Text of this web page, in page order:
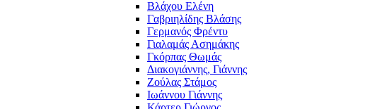
Βλάχου Ελένη
Γαβριηλίδης Βλάσης
Γερμανός Φρέντυ
Γιαλαμάς Ασημάκης
Γκόρπας Θωμάς
Διακογιάννης, Γιάννης
Ζούλας Στάμος
Ιωάννου Γιάννης